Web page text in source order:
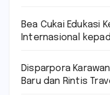
Bea Cukai Edukasi
Internasional
Disparpora
Baru dan Rintis